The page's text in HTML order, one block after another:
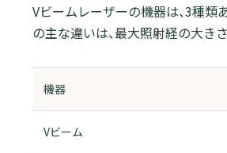
Vビームレーザーの機器は、3種類あ
の主な違いは、最大照射経の大きさ
機器
Vビーム